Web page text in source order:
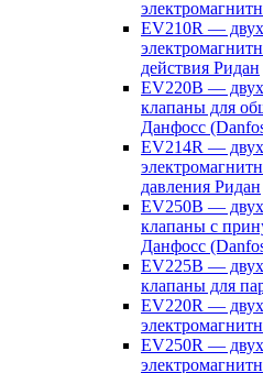
EV210R —
действия Ридан
EV220B —
клапаны для
Данфосс
EV214R —
давления Ридан
EV250B —
клапаны с
Данфосс
EV225B —
клапаны для
EV220R —
EV250R —